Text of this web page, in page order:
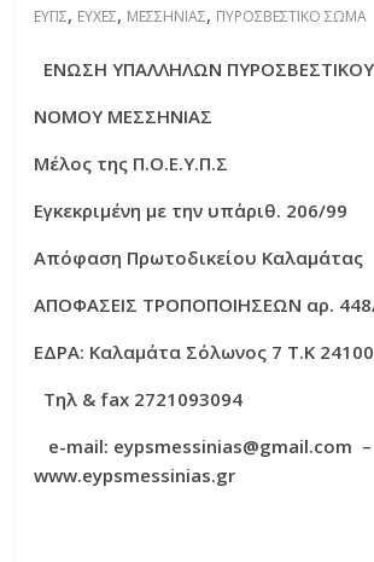
ΕΥΠΣ, ΕΥΧΕΣ, ΜΕΣΣΗΝΙΑΣ, ΠΥΡΟΣΒΕΣΤΙΚΟ ΣΩΜΑ
ΕΝΩΣΗ ΥΠΑΛΛΗΛΩΝ
ΝΟΜΟΥ ΜΕΣΣΗΝΙΑΣ
Μέλος της Π.Ο.Ε.Υ.Π.Σ
Εγκεκριμένη με την υπ΄αριθ. 206/99
Απόφαση Πρωτοδικείου Καλαμάτας
ΑΠΟΦΑΣΕΙΣ ΤΡΟΠΟΠΟΙΗΣΕΩΝ αρ.
ΕΔΡΑ: Καλαμάτα Σόλωνος 7 Τ.Κ 24100
Τηλ & fax 2721093094
e-mail: eypsmessinias@gmail.com –
www.eypsmessinias.gr